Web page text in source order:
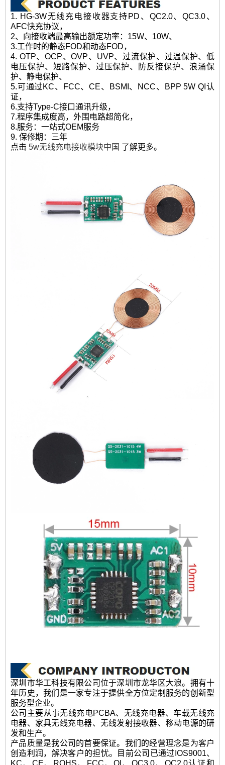
1. HG-3W无线充电接收器支持PD、QC2.0、QC3.0、
AFC快充协议，
2、向接收端最高输出额定功率：15W、10W、
3.工作时的静态FOD和动态FOD，
4. OTP、OCP、OVP、UVP、过流保护、过温保护、低
电压保护、短路保护、过压保护、防反接保护、浪涌保
护、静电保护、
5.可通过KC、FCC、CE、BSMI、NCC、BPP 5W QI认
证，
6.支持Type-C接口通讯升级，
7.程序集成度高，外围电路超简化，
8.服务：一站式OEM服务
9. 保修期：三年
点击 5w无线充电接收模块中国 了解更多。
深圳市华工科技有限公司位于深圳市龙华区大浪。拥有十
年历史，我们是一家专注于提供全方位定制服务的创新型
服务型企业。
公司主要从事无线充电PCBA、无线充电器、车载无线充
电器、家具无线充电器、无线发射接收器、移动电源的研
发和生产。
产品质量是我公司的首要保证。我们的经营理念是为客户
创造利润，解决客户的担忧。目前公司已通过IOS9001、